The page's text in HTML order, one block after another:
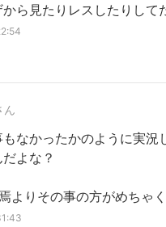
ら見たりレスしたりして
ん
なかったかのように実況
よな？
よりその事の方がめちゃ